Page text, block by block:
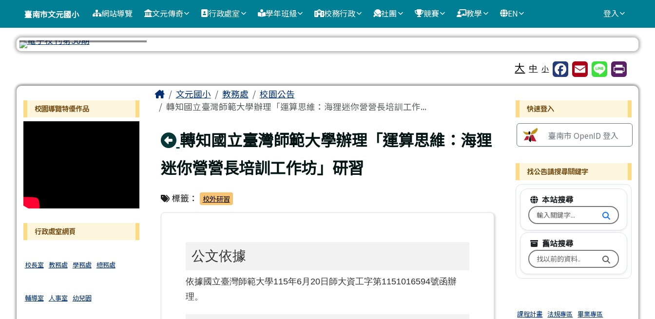
臺南市文元國小
導覽列臺南市文元國小 網站導覽 文元傳奇 行政處室 學年班級 校務行政 社團 競賽 教學 EN 登入
大 中 小
左邊區域內容
校園導覽特優作品
行政處室網頁
校長室 教務處 學務處 總務處
輔導室 人事室 幼兒園
主內容區域
Home文元國小 教務處
校園公告
轉知國立臺灣師範大學辦理「運算思維：海狸迷你營營長培訓工作...
回上頁
轉知國立臺灣師範大學辦理「運算思維：海狸
迷你營營長培訓工作坊」研習
標籤： 校外研習
公文依據
依據國立臺灣師範大學115年6月20日師大資工字第1151016594號函辦
理。
右邊區域內容
快速登入
臺南市 OpenID 登入
找公告請搜尋關鍵字
本站搜尋
搜尋台南市文元國小全球資訊網
舊站搜尋
搜尋台南市文元國小舊校網關鍵
課程計畫 法規專區 畢業專區
頁尾區域